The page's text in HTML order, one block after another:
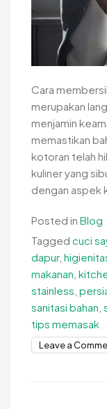
Cara
merupakan
menjamin
memastikan
kotoran telah
kuliner yang
dengan aspek
Posted in Blog
Tagged cuci
dapur,
makanan
stainless
sanitasi bahan
tips memasak
Leave a